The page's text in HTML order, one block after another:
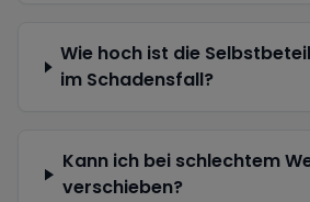
Wie hoch ist die
im Schadensfall?
Kann ich bei schlechtem
verschieben?